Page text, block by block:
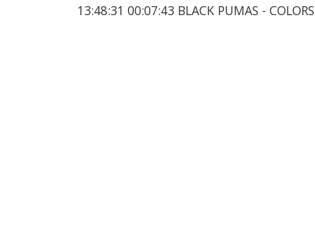
13:48:31 00:07:43 BLACK PUMAS -